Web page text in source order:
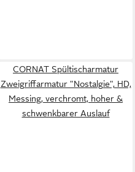
CORNAT Spültischarmatur
Zweigriffarmatur "Nostalgie", HD,
Messing, verchromt, hoher &
schwenkbarer Auslauf